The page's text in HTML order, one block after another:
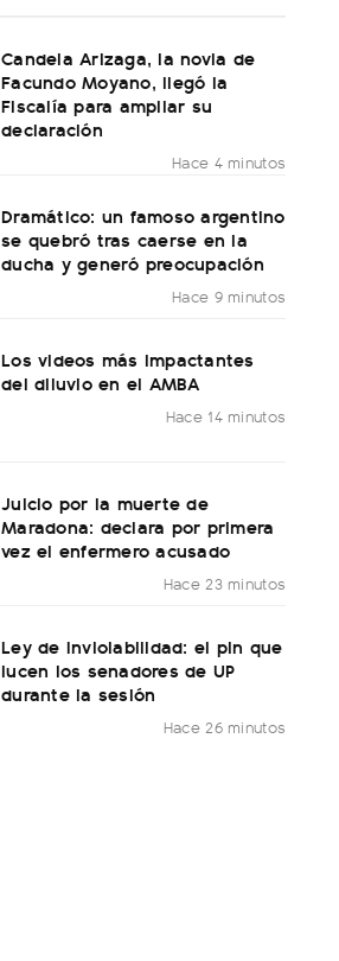
Candela Arizaga, la novia de
Facundo Moyano, llegó la
Fiscalía para ampliar su
declaración
Hace 4 minutos
Dramático: un famoso argentino
se quebró tras caerse en la
ducha y generó preocupación
Hace 9 minutos
Los videos más impactantes
del diluvio en el AMBA
Hace 14 minutos
Juicio por la muerte de
Maradona: declara por primera
vez el enfermero acusado
Hace 23 minutos
Ley de Inviolabilidad: el pin que
lucen los senadores de UP
durante la sesión
Hace 26 minutos